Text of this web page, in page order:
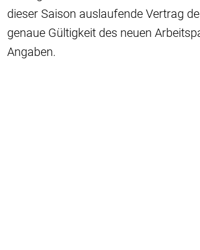
dieser Saison auslaufende Vertrag
genaue Gültigkeit des neuen
Angaben.